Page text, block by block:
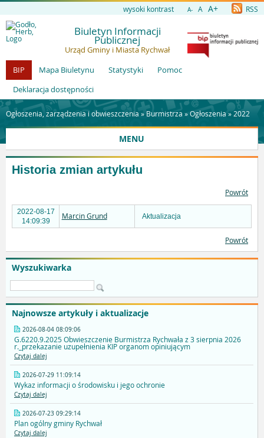
wysoki kontrast A- A A+ RSS
Biuletyn Informacji
Publicznej
Urząd Gminy i Miasta Rychwał
BIP
Mapa Biuletynu Statystyki
Pomoc
Deklaracja dostępności
Ogłoszenia, zarządzenia i obwieszczenia » Burmistrza »Ogłoszenia »2022
MENU
Wyszukiwarka
Najnowsze artykuły i aktualizacje
2026-08-04 08:09:06
G.6220.9.2025 Obwieszczenie Burmistrza Rychwała z 3 sierpnia 2026
r._przekazanie uzupełnienia KIP organom opiniującym
Czytaj dalej
2026-07-29 11:09:14
Wykaz informacji o środowisku i jego ochronie
Czytaj dalej
2026-07-23 09:29:14
Plan ogólny gminy Rychwał
Czytaj dalej
Historia zmian artykułu
Powrót
2022-08-17
14:09:39
Marcin Grund Aktualizacja
Powrót